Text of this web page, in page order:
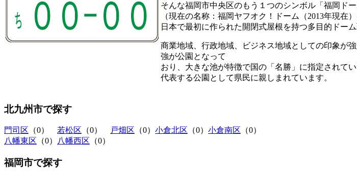
そんな福岡市中央区のもう１つのシンボル「福岡ドー
（現在の名称：福岡ヤフオク！ドーム（2013年現在
日本で最初に作られた開閉式屋根を持つ多目的ドー
商業地域、行政地域、ビジネス地域としての印象が
強が公園となって
おり、大きな池が特徴で国の「名勝」に指定されて
代表する公園として県民に親しまれています。
北九州市で探す
門司区 （0） 若松区 （0） 戸畑区 （0） 小倉北区 （0） 小倉南区 （0）
八幡東区 （0） 八幡西区 （0）
福岡市で探す